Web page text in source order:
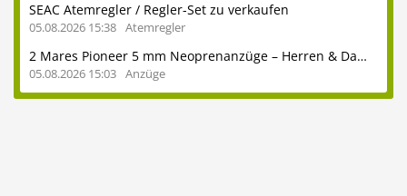
SEAC Atemregler / Regler-Set zu verkaufen
05.08.2026 15:38 Atemregler
2 Mares Pioneer 5 mm Neoprenanzüge – Herren & Damen – auch einzeln erhältlich - ideal für heimische Seen und das Mittelmeer
05.08.2026 15:03 Anzüge